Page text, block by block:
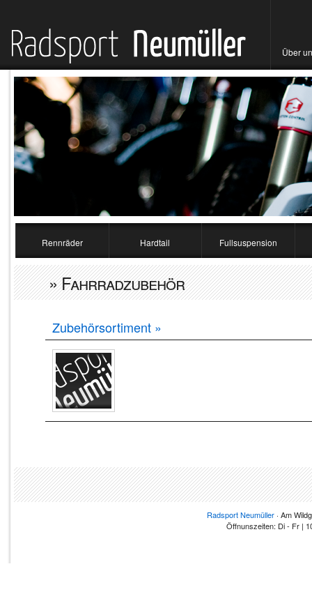
Über
Rennräder Hardtail Fullsuspension
» Fahrradzubehör
Zubehörsortiment »
Radsport Neumüller · Am
Öffnunszeiten: Di - Fr |